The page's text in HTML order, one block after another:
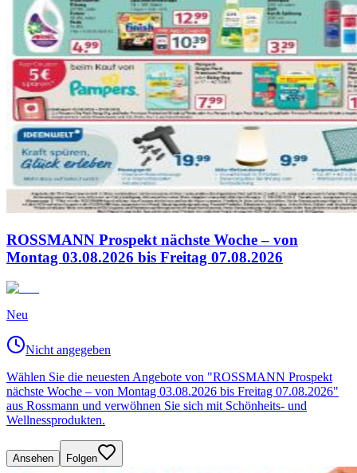
ROSSMANN Prospekt nächste Woche – von
Montag 03.08.2026 bis Freitag 07.08.2026
Neu
Nicht angegeben
Wählen Sie die neuesten Angebote von "ROSSMANN Prospekt
nächste Woche – von Montag 03.08.2026 bis Freitag 07.08.2026"
aus Rossmann und verwöhnen Sie sich mit Schönheits- und
Wellnessprodukten.
Ansehen Folgen